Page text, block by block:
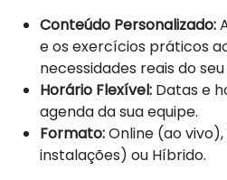
Conteúdo Personalizado:
e os exercícios práticos
necessidades reais do
Horário Flexível: Datas e
agenda da sua equipe.
Formato:Online (ao
instalações) ou Híbrido.